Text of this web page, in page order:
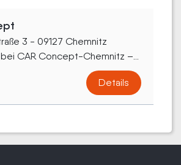
3 - 09127 Chemnitz
CAR Concept-Chemnitz –...
Details